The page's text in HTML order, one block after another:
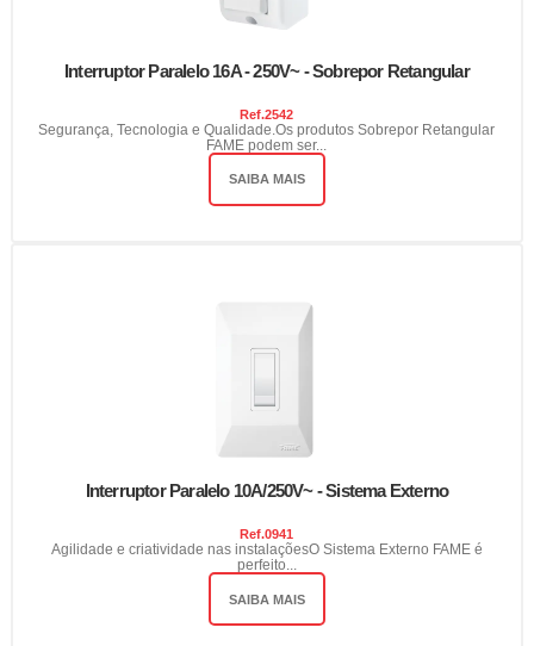
Interruptor Paralelo 16A - 250V~ - Sobrepor Retangular
Ref.2542
Segurança, Tecnologia e Qualidade.Os produtos Sobrepor Retangular
FAME podem ser...
SAIBA MAIS
Interruptor Paralelo 10A/250V~ - Sistema Externo
Ref.0941
Agilidade e criatividade nas instalaçõesO Sistema Externo FAME é
perfeito...
SAIBA MAIS